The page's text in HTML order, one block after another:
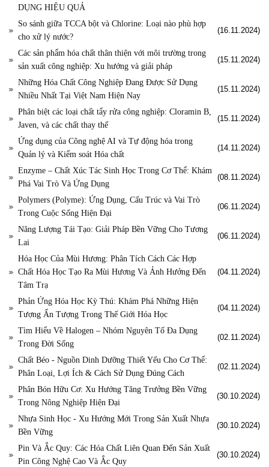
DỤNG HIỆU QUẢ
So sánh giữa TCCA bột và Chlorine: Loại nào phù hợp
cho xử lý nước?
(16.11.2024)
Các sản phẩm hóa chất thân thiện với môi trường trong
sản xuất công nghiệp: Xu hướng và giải pháp
(15.11.2024)
Những Hóa Chất Công Nghiệp Đang Được Sử Dụng
Nhiều Nhất Tại Việt Nam Hiện Nay
(15.11.2024)
Phân biệt các loại chất tẩy rửa công nghiệp: Cloramin B,
Javen, và các chất thay thế
(15.11.2024)
Ứng dụng của Công nghệ AI và Tự động hóa trong
Quản lý và Kiểm soát Hóa chất
(14.11.2024)
Enzyme – Chất Xúc Tác Sinh Học Trong Cơ Thể: Khám
Phá Vai Trò Và Ứng Dụng
(08.11.2024)
Polymers (Polyme): Ứng Dụng, Cấu Trúc và Vai Trò
Trong Cuộc Sống Hiện Đại
(06.11.2024)
Năng Lượng Tái Tạo: Giải Pháp Bền Vững Cho Tương
Lai
(06.11.2024)
Hóa Học Của Mùi Hương: Phân Tích Cách Các Hợp
Chất Hóa Học Tạo Ra Mùi Hương Và Ảnh Hưởng Đến
Tâm Trạ
(04.11.2024)
Phản Ứng Hóa Học Kỳ Thú: Khám Phá Những Hiện
Tượng Ấn Tượng Trong Thế Giới Hóa Học
(04.11.2024)
Tìm Hiểu Về Halogen – Nhóm Nguyên Tố Đa Dụng
Trong Đời Sống
(02.11.2024)
Chất Béo - Nguồn Dinh Dưỡng Thiết Yếu Cho Cơ Thể:
Phân Loại, Lợi Ích & Cách Sử Dụng Đúng Cách
(02.11.2024)
Phân Bón Hữu Cơ: Xu Hướng Tăng Trưởng Bền Vững
Trong Nông Nghiệp Hiện Đại
(30.10.2024)
Nhựa Sinh Học - Xu Hướng Mới Trong Sản Xuất Nhựa
Bền Vững
(30.10.2024)
Pin Và Ắc Quy: Các Hóa Chất Liên Quan Đến Sản Xuất
Pin Công Nghệ Cao Và Ắc Quy
(30.10.2024)